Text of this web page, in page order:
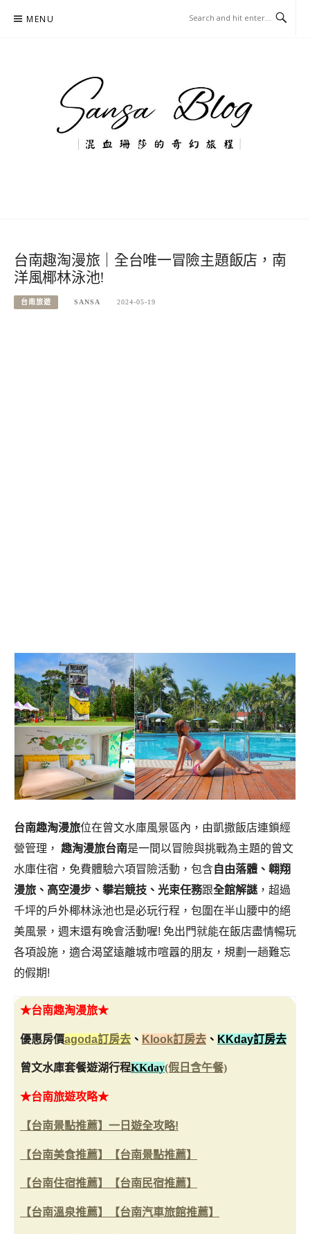
MENU
台南趣淘漫旅｜全台唯一冒險主題飯店，南
洋風椰林泳池!
台南旅遊 SANSA 2024-05-19
台南趣淘漫旅位在曾文水庫風景區內，由凱撒飯店連鎖經
營管理， 趣淘漫旅台南是一間以冒險與挑戰為主題的曾文
水庫住宿，免費體驗六項冒險活動，包含自由落體、翱翔
漫旅、高空漫步、攀岩競技、光束任務跟全館解謎 ，超過
千坪的戶外椰林泳池也是必玩行程，包圍在半山腰中的絕
美風景，週末還有晚會活動喔! 免出門就能在飯店盡情暢玩
各項設施，適合渴望遠離城市喧囂的朋友，規劃一趟難忘
的假期!
★台南趣淘漫旅★
優惠房價agoda訂房去 、 Klook訂房去 、 KKday訂房去
曾文水庫套餐遊湖行程KKday(假日含午餐)
★台南旅遊攻略★
【台南景點推薦】一日遊全攻略!
【台南美食推薦】 【台南景點推薦】
【台南住宿推薦】 【台南民宿推薦】
【台南溫泉推薦】 【台南汽車旅館推薦】